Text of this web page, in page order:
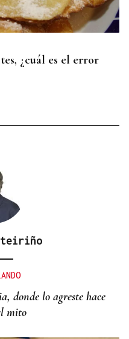
¿cuál es el error
a la gallega
donde lo agreste hace
mito